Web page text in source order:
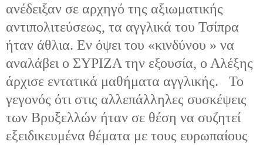
ανέδειξαν σε αρχηγό της αξιωματικής
αντιπολιτεύσεως, τα αγγλικά του Τσίπρα
ήταν άθλια. Εν όψει του «κινδύνου » να
αναλάβει ο ΣΥΡΙΖΑ την εξουσία, ο Αλέξης
άρχισε εντατικά μαθήματα αγγλικής. Το
γεγονός ότι στις αλλεπάλληλες συσκέψεις
των Βρυξελλών ήταν σε θέση να συζητεί
εξειδικευμένα θέματα με τους ευρωπαίους